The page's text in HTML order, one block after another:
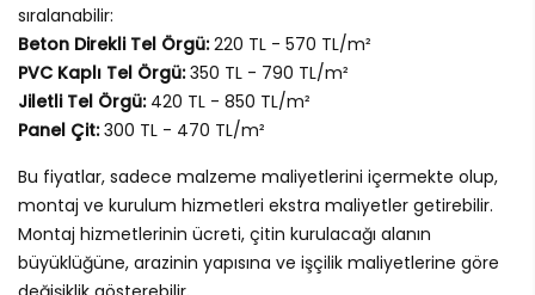
sıralanabilir:
Beton Direkli Tel Örgü:220 TL - 570 TL/m²
PVC Kaplı Tel Örgü:350 TL - 790 TL/m²
Jiletli Tel Örgü:420 TL - 850 TL/m²
Panel Çit:300 TL - 470 TL/m²
Bu fiyatlar, sadece malzeme maliyetlerini içermekte olup,
montaj ve kurulum hizmetleri ekstra maliyetler getirebilir.
Montaj hizmetlerinin ücreti, çitin kurulacağı alanın
büyüklüğüne, arazinin yapısına ve işçilik maliyetlerine göre